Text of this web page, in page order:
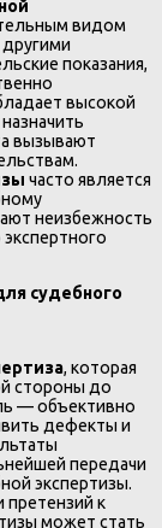
видом
показания,
высокой
вызывают
часто является
неизбежность
судебного
, которая
стороны до
— объективно
дефекты и
передачи
экспертизы.
к
может стать